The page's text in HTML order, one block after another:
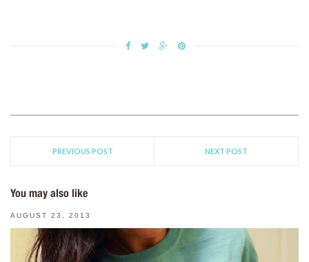
PREVIOUS POST NEXT POST
You may also like
AUGUST 23, 2013